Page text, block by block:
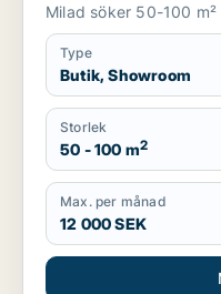
Milad söker 50-100
Type
Butik, Showroom
Storlek
50 - 100 m2
Max. per månad
12 000 SEK